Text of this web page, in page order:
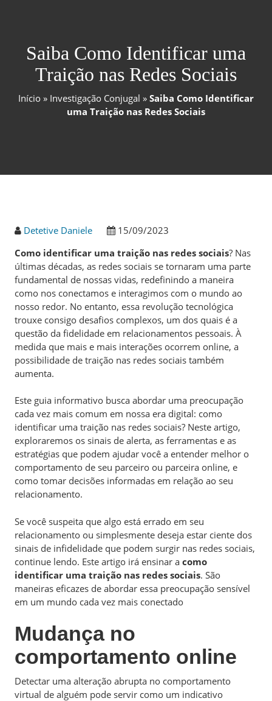
Saiba Como Identificar uma
Traição nas Redes Sociais
Início » Investigação Conjugal » Saiba Como Identificar
uma Traição nas Redes Sociais
Detetive Daniele
15/09/2023
Como identificar uma traição nas redes sociais? Nas
últimas décadas, as redes sociais se tornaram uma parte
fundamental de nossas vidas, redefinindo a maneira
como nos conectamos e interagimos com o mundo ao
nosso redor. No entanto, essa revolução tecnológica
trouxe consigo desafios complexos, um dos quais é a
questão da fidelidade em relacionamentos pessoais. À
medida que mais e mais interações ocorrem online, a
possibilidade de traição nas redes sociais também
aumenta.
Este guia informativo busca abordar uma preocupação
cada vez mais comum em nossa era digital: como
identificar uma traição nas redes sociais? Neste artigo,
exploraremos os sinais de alerta, as ferramentas e as
estratégias que podem ajudar você a entender melhor o
comportamento de seu parceiro ou parceira online, e
como tomar decisões informadas em relação ao seu
relacionamento.
Se você suspeita que algo está errado em seu
relacionamento ou simplesmente deseja estar ciente dos
sinais de infidelidade que podem surgir nas redes sociais,
continue lendo. Este artigo irá ensinar a como
identificar uma traição nas redes sociais. São
maneiras eficazes de abordar essa preocupação sensível
em um mundo cada vez mais conectado
Mudança no
comportamento online
Detectar uma alteração abrupta no comportamento
virtual de alguém pode servir como um indicativo